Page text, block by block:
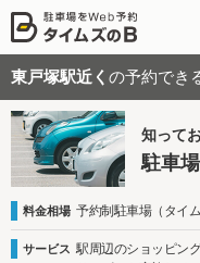
東戸塚駅近く の予約でき
知って
駐車
料金相場 予約制駐車場（タイ
サービス 駅周辺のショッピン